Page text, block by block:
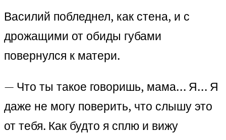
Василий побледнел, как стена, и с
дрожащими от обиды губами
повернулся к матери.
— Что ты такое говоришь, мама… Я… Я
даже не могу поверить, что слышу это
от тебя. Как будто я сплю и вижу